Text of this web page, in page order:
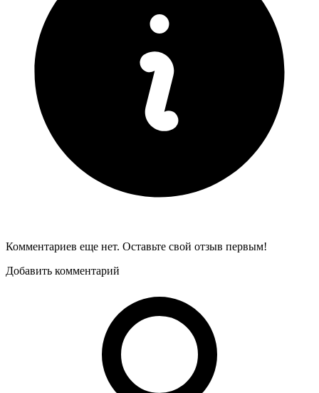
Комментариев еще нет. Оставьте свой отзыв первым!
Добавить комментарий